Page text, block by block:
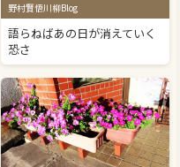
野村賢悟川柳Blog
語らねばあの日が消えていく
恐さ